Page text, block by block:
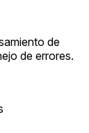
de
de errores.